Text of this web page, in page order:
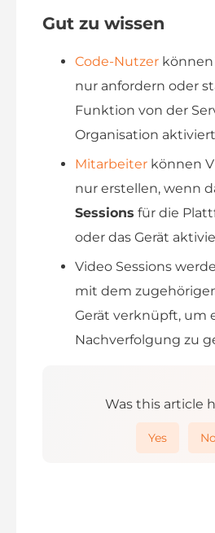
Gut zu wissen
Code-Nutzer können
nur anfordern oder
Funktion von der
Organisation
Mitarbeiter können
nur erstellen, wenn
Sessions für die
oder das Gerät
Video Sessions
mit dem
Gerät verknüpft, um
Nachverfolgung zu
Was this article
Yes No